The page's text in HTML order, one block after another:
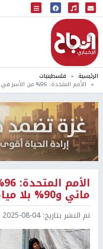
البث المباشر
إذاعة النجاح
الرئيسية فلسطينيات
الأمم المتحدة: 96% من الأسر في غزة بلا أمن مائي و90% بلا مياه شرب آمنة
مائي و90% بلا مياه شرب آمنة
تم النشر بتاريخ:2025-08-04 08:58